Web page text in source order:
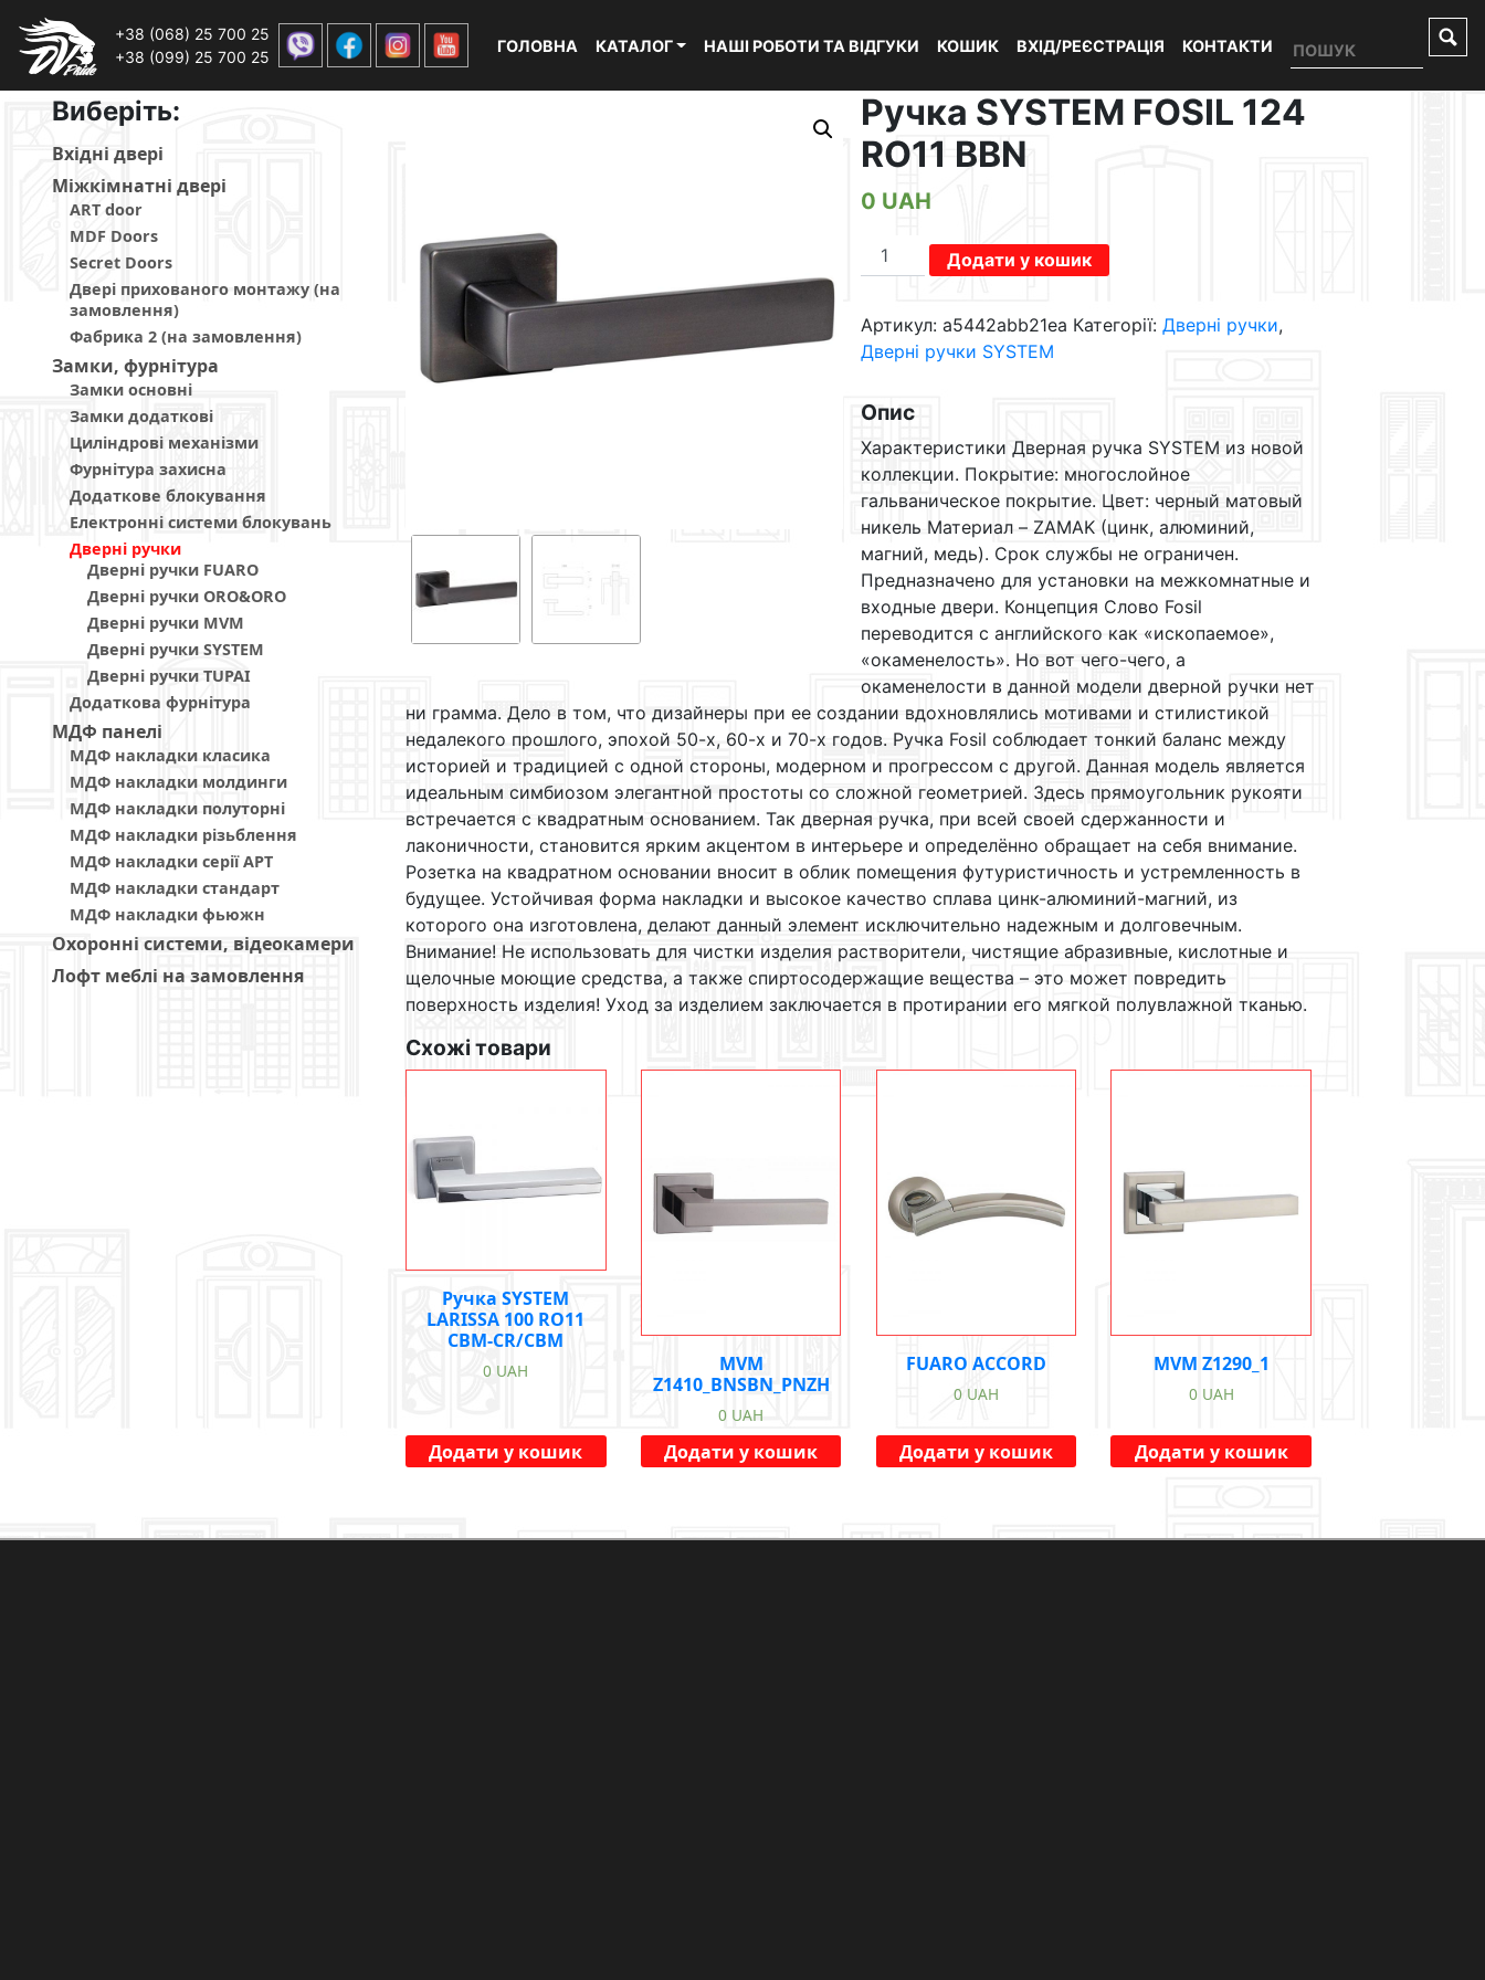
+38 (068) 25 700 25
+38 (099) 25 700 25
ГОЛОВНА КАТАЛОГ НАШІ РОБОТИ ТА ВІДГУКИ КОШИК ВХІД/РЕЄСТРАЦІЯ КОНТАКТИ
Виберiть:
Вхiднi дверi
Мiжкiмнатнi дверi
ART door
MDF Doors
Secret Doors
Двері прихованого монтажу (на
замовлення)
Фабрика 2 (на замовлення)
Замки, фурнітура
Замки основні
Замки додаткові
Циліндрові механізми
Фурнітура захисна
Додаткове блокування
Електронні системи блокувань
Дверні ручки
Дверні ручки FUARO
Дверні ручки ORO&ORO
Дверні ручки MVM
Дверні ручки SYSTEM
Дверні ручки TUPAI
Додаткова фурнітура
МДФ панелi
МДФ накладки класика
МДФ накладки молдинги
МДФ накладки полуторні
МДФ накладки різьблення
МДФ накладки серії АРТ
МДФ накладки стандарт
МДФ накладки фьюжн
Охоронні системи, відеокамери
Лофт меблі на замовлення
Ручка SYSTEM FOSIL 124
RO11 BBN
0 UAH
Ручка
SYSTEM
124
RO11
кількість
Додати у кошик
Артикул: a5442abb21ea Категорії: Дверні ручки,
Дверні ручки SYSTEM
Опис
Характеристики Дверная ручка SYSTEM из новой
коллекции. Покрытие: многослойное
гальваническое покрытие. Цвет: черный матовый
никель Материал – ZAMAK (цинк, алюминий,
магний, медь). Срок службы не ограничен.
Предназначено для установки на межкомнатные и
входные двери. Концепция Слово Fosil
переводится с английского как «ископаемое»,
«окаменелость». Но вот чего-чего, а
окаменелости в данной модели дверной ручки нет
ни грамма. Дело в том, что дизайнеры при ее создании вдохновлялись мотивами и стилистикой
недалекого прошлого, эпохой 50-х, 60-х и 70-х годов. Ручка Fosil соблюдает тонкий баланс между
историей и традицией с одной стороны, модерном и прогрессом с другой. Данная модель является
идеальным симбиозом элегантной простоты со сложной геометрией. Здесь прямоугольник рукояти
встречается с квадратным основанием. Так дверная ручка, при всей своей сдержанности и
лаконичности, становится ярким акцентом в интерьере и определённо обращает на себя внимание.
Розетка на квадратном основании вносит в облик помещения футуристичность и устремленность в
будущее. Устойчивая форма накладки и высокое качество сплава цинк-алюминий-магний, из
которого она изготовлена, делают данный элемент исключительно надежным и долговечным.
Внимание! Не использовать для чистки изделия растворители, чистящие абразивные, кислотные и
щелочные моющие средства, а также спиртосодержащие вещества – это может повредить
поверхность изделия! Уход за изделием заключается в протирании его мягкой полувлажной тканью.
Схожі товари
Ручка SYSTEM
LARISSA 100 RO11
CBM-CR/CBM
0 UAH
Додати у кошик
MVM
Z1410_BNSBN_PNZH
0 UAH
Додати у кошик
FUARO ACCORD
0 UAH
Додати у кошик
MVM Z1290_1
0 UAH
Додати у кошик